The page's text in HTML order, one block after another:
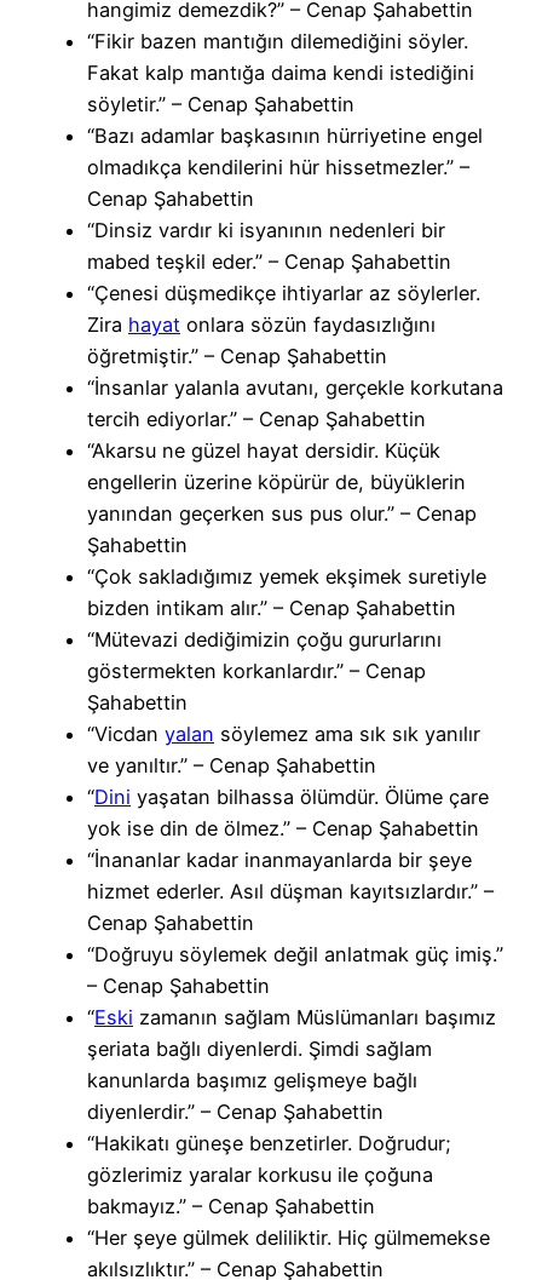
hangimiz demezdik?” – Cenap Şahabettin
“Fikir bazen mantığın dilemediğini söyler.
Fakat kalp mantığa daima kendi istediğini
söyletir.” – Cenap Şahabettin
“Bazı adamlar başkasının hürriyetine engel
olmadıkça kendilerini hür hissetmezler.” –
Cenap Şahabettin
“Dinsiz vardır ki isyanının nedenleri bir
mabed teşkil eder.” – Cenap Şahabettin
“Çenesi düşmedikçe ihtiyarlar az söylerler.
Zira hayat onlara sözün faydasızlığını
öğretmiştir.” – Cenap Şahabettin
“İnsanlar yalanla avutanı, gerçekle korkutana
tercih ediyorlar.” – Cenap Şahabettin
“Akarsu ne güzel hayat dersidir. Küçük
engellerin üzerine köpürür de, büyüklerin
yanından geçerken sus pus olur.” – Cenap
Şahabettin
“Çok sakladığımız yemek ekşimek suretiyle
bizden intikam alır.” – Cenap Şahabettin
“Mütevazi dediğimizin çoğu gururlarını
göstermekten korkanlardır.” – Cenap
Şahabettin
“Vicdan yalan söylemez ama sık sık yanılır
ve yanıltır.” – Cenap Şahabettin
“Dini yaşatan bilhassa ölümdür. Ölüme çare
yok ise din de ölmez.” – Cenap Şahabettin
“İnananlar kadar inanmayanlarda bir şeye
hizmet ederler. Asıl düşman kayıtsızlardır.” –
Cenap Şahabettin
“Doğruyu söylemek değil anlatmak güç imiş.”
– Cenap Şahabettin
“Eski zamanın sağlam Müslümanları başımız
şeriata bağlı diyenlerdi. Şimdi sağlam
kanunlarda başımız gelişmeye bağlı
diyenlerdir.” – Cenap Şahabettin
“Hakikatı güneşe benzetirler. Doğrudur;
gözlerimiz yaralar korkusu ile çoğuna
bakmayız.” – Cenap Şahabettin
“Her şeye gülmek deliliktir. Hiç gülmemekse
akılsızlıktır.” – Cenap Şahabettin